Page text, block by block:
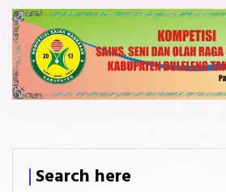
Search here